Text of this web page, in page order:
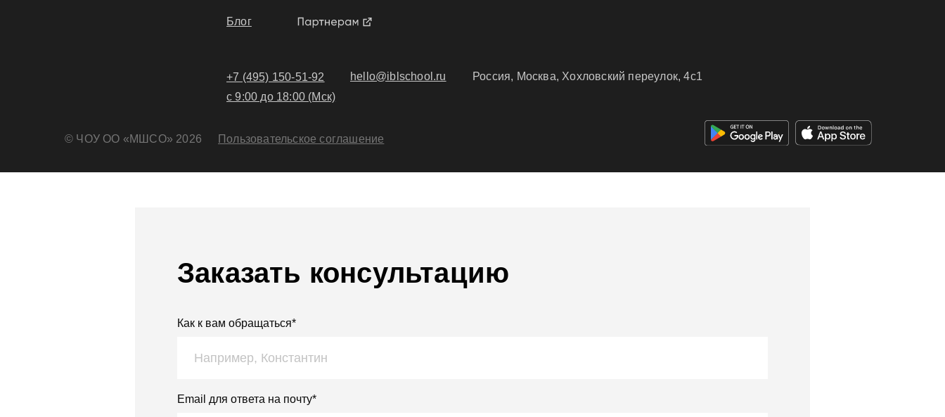
+7 (495) 150-51-92
с 9:00 до 18:00 (Мск)
hello@iblschool.ru Россия, Москва, Хохловский переулок, 4c1
© ЧОУ ОО «МШСО» 2026 Пользовательское соглашение
Блог
Заказать консультацию
Как к вам обращаться*
Email для ответа на почту*